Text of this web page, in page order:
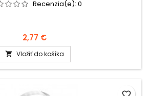
Recenzia(e): 0
2,77 €
 Vložiť do košíka